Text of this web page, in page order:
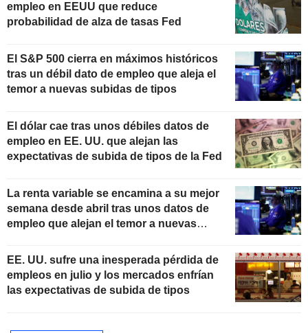
empleo en EEUU que reduce
probabilidad de alza de tasas Fed
El S&P 500 cierra en máximos históricos
tras un débil dato de empleo que aleja el
temor a nuevas subidas de tipos
El dólar cae tras unos débiles datos de
empleo en EE. UU. que alejan las
expectativas de subida de tipos de la Fed
La renta variable se encamina a su mejor
semana desde abril tras unos datos de
empleo que alejan el temor a nuevas
EE. UU. sufre una inesperada pérdida de
empleos en julio y los mercados enfrían
las expectativas de subida de tipos